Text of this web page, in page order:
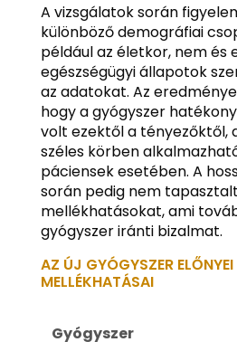
A vizsgálatok során
különböző demográfiai
például az életkor, nem és
egészségügyi állapotok
az adatokat. Az
hogy a gyógyszer
volt ezektől a tényezőktől,
széles körben
páciensek esetében. A
során pedig nem
mellékhatásokat, ami
gyógyszer iránti bizalmat.
AZ ÚJ GYÓGYSZER ELŐNYEI
MELLÉKHATÁSAI
Gyógyszer